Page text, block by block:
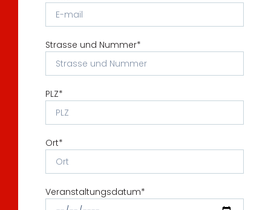
Strasse und Nummer*
PLZ*
Ort*
Veranstaltungsdatum*